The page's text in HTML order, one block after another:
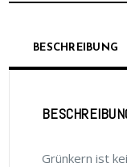
BESCHREIBUNG
Grünkern ist